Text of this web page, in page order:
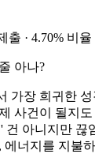
출 · 4.70% 비율
아나?
가장 희귀한
사건이 될지
건 아니지만 끊
에너지를 지불